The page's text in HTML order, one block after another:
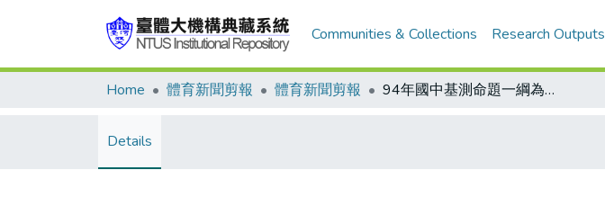
Communities & Collections Research Outputs
Home 體育新聞剪報 體育新聞剪報 94年國中基測命題一綱為本 教部公布範疇及題型範例 包括語文、社會、數學、自然領域 全考單選題 強調不針對某一特定教科書取材/作文、實驗、英聽不考 仍然很補 命題研究人員及部分校長看好 指三項訓練有利拿高分/94年國中基測各科取材範疇與測驗內容
Details